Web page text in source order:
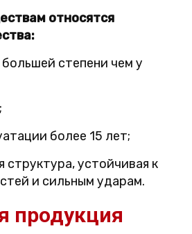
относятся
степени чем у
более 15 лет;
структура, устойчивая к
и сильным ударам.
продукция